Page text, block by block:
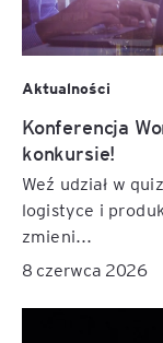
Aktualności
Konferencja
konkursie!
Weź udział w
logistyce i
zmieni...
8 czerwca 2026